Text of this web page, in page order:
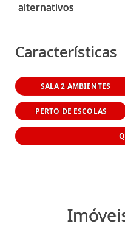
alternativos
Características
SALA 2 AMBIENTES
PERTO DE ESCOLAS